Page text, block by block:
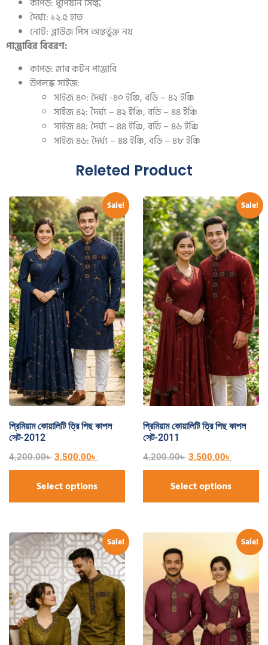
দৈর্ঘ্য: ১২.৫ হাত
নোট: ব্লাউজ পিস অন্তর্ভুক্ত নয়
পাঞ্জাবির বিবরণ:
কাপড়: স্লাব কটন পাঞ্জাবি
উপলব্ধ সাইজ:
সাইজ ৪০: দৈর্ঘ্য -৪০ ইঞ্চি, বডি – ৪২ ইঞ্চি
সাইজ ৪২: দৈর্ঘ্য – ৪২ ইঞ্চি, বডি – ৪৪ ইঞ্চি
সাইজ ৪৪: দৈর্ঘ্য – ৪৪ ইঞ্চি, বডি – ৪৬ ইঞ্চি
সাইজ ৪৬: দৈর্ঘ্য – ৪৪ ইঞ্চি, বডি – ৪৮ ইঞ্চি
Releted Product
Sale!
প্রিমিয়াম কোয়ালিটি ত্রি পিছ কাপল
সেট-2012
4,200.00৳ 3,500.00৳
Select options
Sale!
প্রিমিয়াম কোয়ালিটি ত্রি পিছ কাপল
সেট-2011
4,200.00৳ 3,500.00৳
Select options
Sale! Sale!